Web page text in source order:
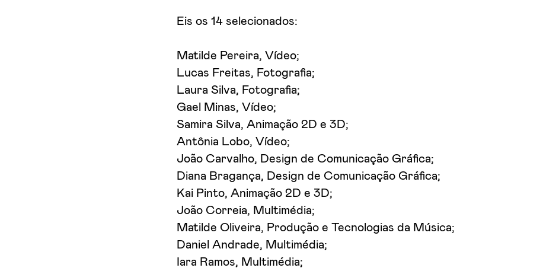
Eis os 14 selecionados:
Matilde Pereira, Vídeo;
Lucas Freitas, Fotografia;
Laura Silva, Fotografia;
Gael Minas, Vídeo;
Samira Silva, Animação 2D e 3D;
Antônia Lobo, Vídeo;
João Carvalho, Design de Comunicação Gráfica;
Diana Bragança, Design de Comunicação Gráfica;
Kai Pinto, Animação 2D e 3D;
João Correia, Multimédia;
Matilde Oliveira, Produção e Tecnologias da Música;
Daniel Andrade, Multimédia;
Iara Ramos, Multimédia;